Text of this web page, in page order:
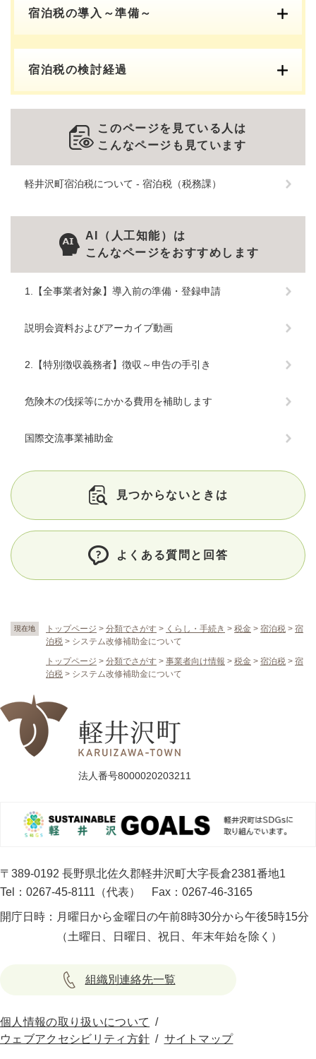
現在地 トップページ > 分類でさがす > くらし・手続き > 税金 > 宿泊税 > 宿
泊税 > システム改修補助金について
トップページ > 分類でさがす > 事業者向け情報 > 税金 > 宿泊税 > 宿
泊税 > システム改修補助金について
宿泊税の導入～準備～
宿泊税の検討経過
このページを見ている人は
こんなページも見ています
軽井沢町宿泊税について - 宿泊税（税務課）
AI（人工知能）は
こんなページをおすすめします
1.【全事業者対象】導入前の準備・登録申請
説明会資料およびアーカイブ動画
2.【特別徴収義務者】徴収～申告の手引き
危険木の伐採等にかかる費用を補助します
国際交流事業補助金
見つからないときは
よくある質問と回答
法人番号8000020203211
〒389-0192 長野県北佐久郡軽井沢町大字長倉2381番地1
Tel：0267-45-8111（代表）
Fax：0267-46-3165
開庁日時： 月曜日から金曜日の午前8時30分から午後5時15分
（土曜日、日曜日、祝日、年末年始を除く）
組織別連絡先一覧
個人情報の取り扱いについて
ウェブアクセシビリティ方針
サイトマップ